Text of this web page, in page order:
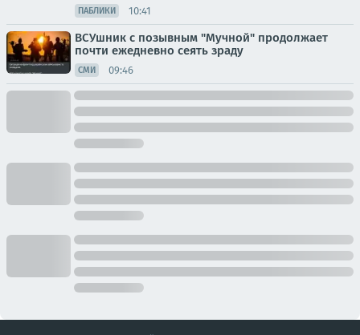
ПАБЛИКИ 10:41
ВСУшник с позывным "Мучной" продолжает
почти ежедневно сеять зраду
СМИ 09:46